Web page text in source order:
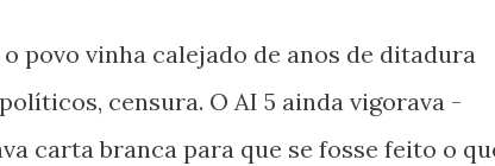
povo vinha calejado de anos de ditadura
censura. O AI 5 ainda vigorava -
carta branca para que se fosse feito o